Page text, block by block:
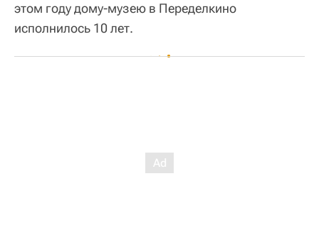
этом году дому-музею в Переделкино
исполнилось 10 лет.